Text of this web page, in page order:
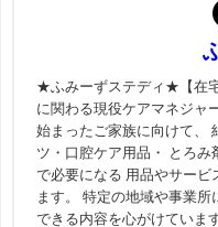
★ふみーずステディ★【在
に関わる現役ケアマネジャ
始まったご家族に向けて、
ツ・口腔ケア用品・ とろ
で必要になる 用品やサービ
ます。 特定の地域や事業
できる内容を心がけていま